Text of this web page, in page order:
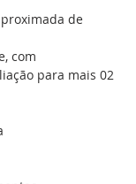
de
com
para mais 02